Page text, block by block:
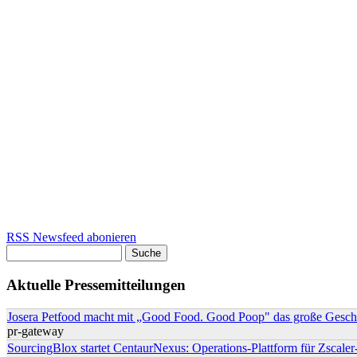
RSS Newsfeed abonieren
Aktuelle Pressemitteilungen
Josera Petfood macht mit „Good Food. Good Poop" das große
pr-gateway
SourcingBlox startet CentaurNexus: Operations-Plattform für